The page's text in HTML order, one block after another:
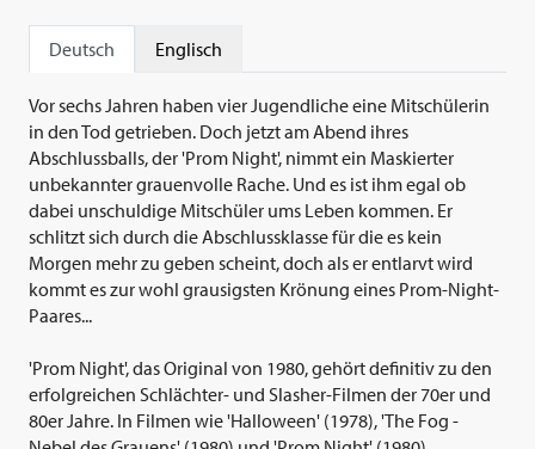
Deutsch Englisch
Vor sechs Jahren haben vier Jugendliche eine Mitschülerin
in den Tod getrieben. Doch jetzt am Abend ihres
Abschlussballs, der 'Prom Night', nimmt ein Maskierter
unbekannter grauenvolle Rache. Und es ist ihm egal ob
dabei unschuldige Mitschüler ums Leben kommen. Er
schlitzt sich durch die Abschlussklasse für die es kein
Morgen mehr zu geben scheint, doch als er entlarvt wird
kommt es zur wohl grausigsten Krönung eines Prom-Night-
Paares...
'Prom Night', das Original von 1980, gehört definitiv zu den
erfolgreichen Schlächter- und Slasher-Filmen der 70er und
80er Jahre. In Filmen wie 'Halloween' (1978), 'The Fog -